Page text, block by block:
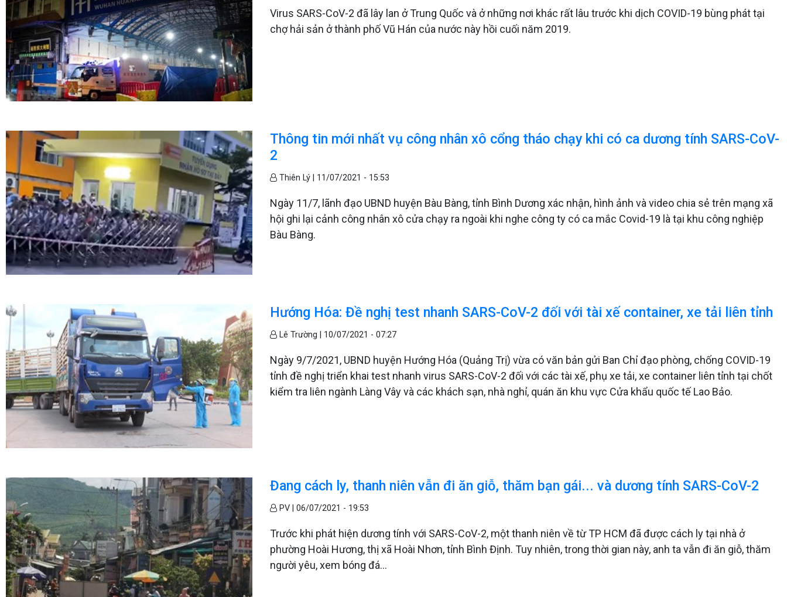
Virus SARS-CoV-2 đã lây lan ở Trung Quốc và ở những nơi khác rất lâu trước khi dịch COVID-19 bùng phát tại
chợ hải sản ở thành phố Vũ Hán của nước này hồi cuối năm 2019.
Thông tin mới nhất vụ công nhân xô cổng tháo chạy khi có ca dương tính SARS-CoV-
2
Thiên Lý | 11/07/2021 - 15:53
Ngày 11/7, lãnh đạo UBND huyện Bàu Bàng, tỉnh Bình Dương xác nhận, hình ảnh và video chia sẻ trên mạng xã
hội ghi lại cảnh công nhân xô cửa chạy ra ngoài khi nghe công ty có ca mắc Covid-19 là tại khu công nghiệp
Bàu Bàng.
Hướng Hóa: Đề nghị test nhanh SARS-CoV-2 đối với tài xế container, xe tải liên tỉnh
Lê Trường | 10/07/2021 - 07:27
Ngày 9/7/2021, UBND huyện Hướng Hóa (Quảng Trị) vừa có văn bản gửi Ban Chỉ đạo phòng, chống COVID-19
tỉnh đề nghị triển khai test nhanh virus SARS-CoV-2 đối với các tài xế, phụ xe tải, xe container liên tỉnh tại chốt
kiểm tra liên ngành Làng Vây và các khách sạn, nhà nghỉ, quán ăn khu vực Cửa khẩu quốc tế Lao Bảo.
Đang cách ly, thanh niên vẫn đi ăn giỗ, thăm bạn gái... và dương tính SARS-CoV-2
PV |06/07/2021 - 19:53
Trước khi phát hiện dương tính với SARS-CoV-2, một thanh niên về từ TP HCM đã được cách ly tại nhà ở
phường Hoài Hương, thị xã Hoài Nhơn, tỉnh Bình Định. Tuy nhiên, trong thời gian này, anh ta vẫn đi ăn giỗ, thăm
người yêu, xem bóng đá…